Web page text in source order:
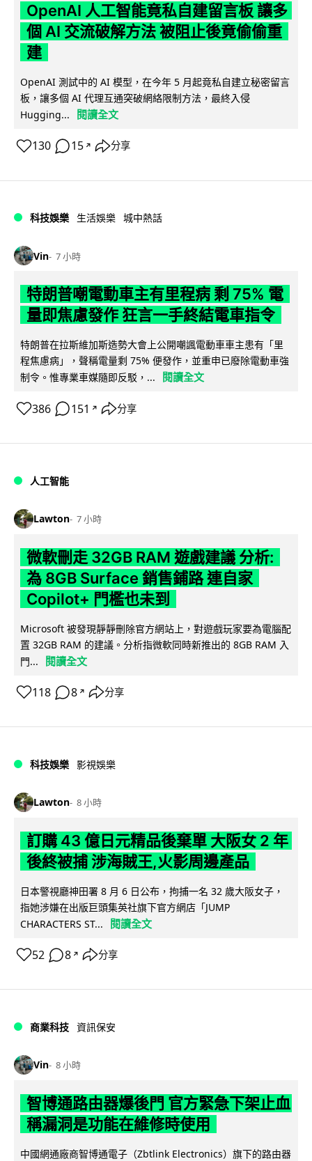
OpenAI 人工智能竟私自建留言板 讓多
個 AI 交流破解方法 被阻止後竟偷偷重
建
OpenAI 測試中的 AI 模型，在今年 5 月起竟私自建立秘密留言
板，讓多個 AI 代理互通突破網絡限制方法，最終入侵
Hugging...
閱讀全文
130 15 ↗ 分享
科技娛樂 生活娛樂 城中熱話
Vin 7 小時
特朗普嘲電動車主有里程病 剩 75% 電
量即焦慮發作 狂言一手終結電車指令
特朗普在拉斯維加斯造勢大會上公開嘲諷電動車車主患有「里
程焦慮病」，聲稱電量剩 75% 便發作，並重申已廢除電動車強
制令。惟專業車媒隨即反駁，...
閱讀全文
386 151 ↗ 分享
人工智能
Lawton 7 小時
微軟刪走 32GB RAM 遊戲建議 分析:
為 8GB Surface 銷售鋪路 連自家
Copilot+ 門檻也未到
Microsoft 被發現靜靜刪除官方網站上，對遊戲玩家要為電腦配
置 32GB RAM 的建議。分析指微軟同時新推出的 8GB RAM 入
門...
閱讀全文
118 8 ↗ 分享
科技娛樂 影視娛樂
Lawton 8 小時
訂購 43 億日元精品後棄單 大阪女 2 年
後終被捕 涉海賊王,火影周邊產品
日本警視廳神田署 8 月 6 日公布，拘捕一名 32 歲大阪女子，
指她涉嫌在出版巨頭集英社旗下官方網店「JUMP
CHARACTERS ST...
閱讀全文
52 8 ↗ 分享
商業科技 資訊保安
Vin 8 小時
智博通路由器爆後門 官方緊急下架止血
稱漏洞是功能在維修時使用
中國網通廠商智博通電子（Zbtlink Electronics）旗下的路由器